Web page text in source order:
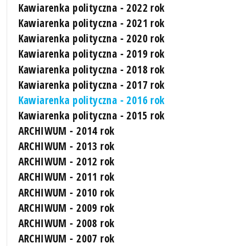
Kawiarenka polityczna - 2022 rok
Kawiarenka polityczna - 2021 rok
Kawiarenka polityczna - 2020 rok
Kawiarenka polityczna - 2019 rok
Kawiarenka polityczna - 2018 rok
Kawiarenka polityczna - 2017 rok
Kawiarenka polityczna - 2016 rok
Kawiarenka polityczna - 2015 rok
ARCHIWUM - 2014 rok
ARCHIWUM - 2013 rok
ARCHIWUM - 2012 rok
ARCHIWUM - 2011 rok
ARCHIWUM - 2010 rok
ARCHIWUM - 2009 rok
ARCHIWUM - 2008 rok
ARCHIWUM - 2007 rok